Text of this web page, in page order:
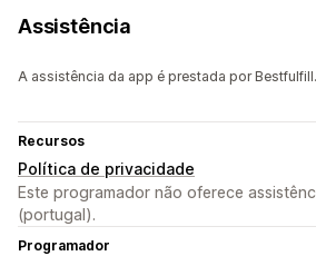
Assistência
A assistência da app é prestada por Bestfulfill.
Recursos
Política de privacidade
Este programador não oferece
(portugal).
Programador